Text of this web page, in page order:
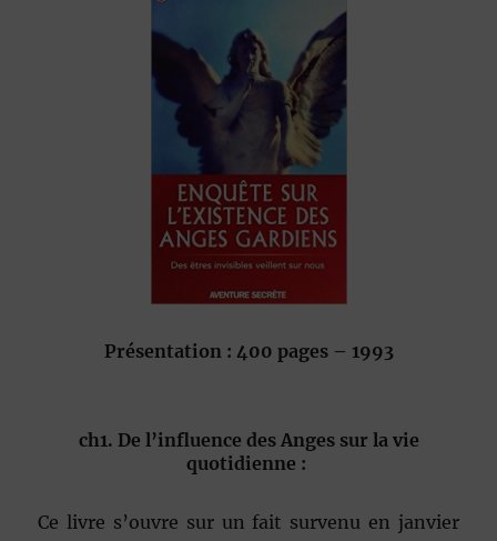
Présentation : 400 pages – 1993
ch1. De l’influence des Anges sur la vie
quotidienne :
Ce livre s’ouvre sur un fait survenu en janvier